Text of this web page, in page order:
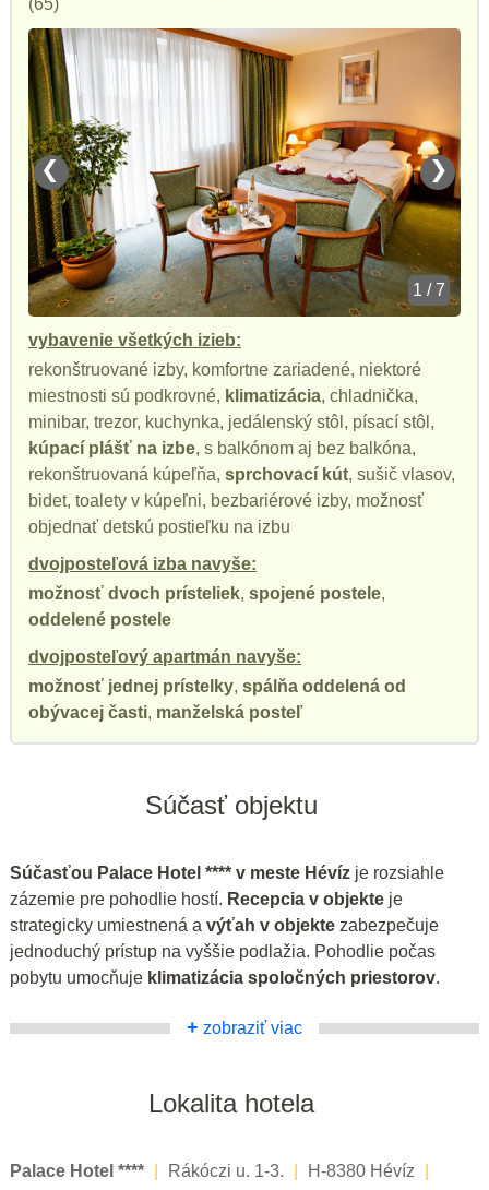
(65)
❮ ❯
1 / 7
vybavenie všetkých izieb:
rekonštruované izby, komfortne zariadené, niektoré
miestnosti sú podkrovné, klimatizácia, chladnička,
minibar, trezor, kuchynka, jedálenský stôl, písací stôl,
kúpací plášť na izbe, s balkónom aj bez balkóna,
rekonštruovaná kúpeľňa, sprchovací kút, sušič vlasov,
bidet, toalety v kúpeľni, bezbariérové izby, možnosť
objednať detskú postieľku na izbu
dvojposteľová izba navyše:
možnosť dvoch prísteliek, spojené postele,
oddelené postele
dvojposteľový apartmán navyše:
možnosť jednej prístelky, spálňa oddelená od
obývacej časti, manželská posteľ
Súčasť objektu
Súčasťou Palace Hotel **** v meste Hévíz je rozsiahle
zázemie pre pohodlie hostí. Recepcia v objekte je
strategicky umiestnená a výťah v objekte zabezpečuje
jednoduchý prístup na vyššie podlažia. Pohodlie počas
pobytu umocňuje klimatizácia spoločných priestorov.
+ zobraziť viac
Lokalita hotela
Palace Hotel **** Rákóczi u. 1-3. H-8380 Hévíz